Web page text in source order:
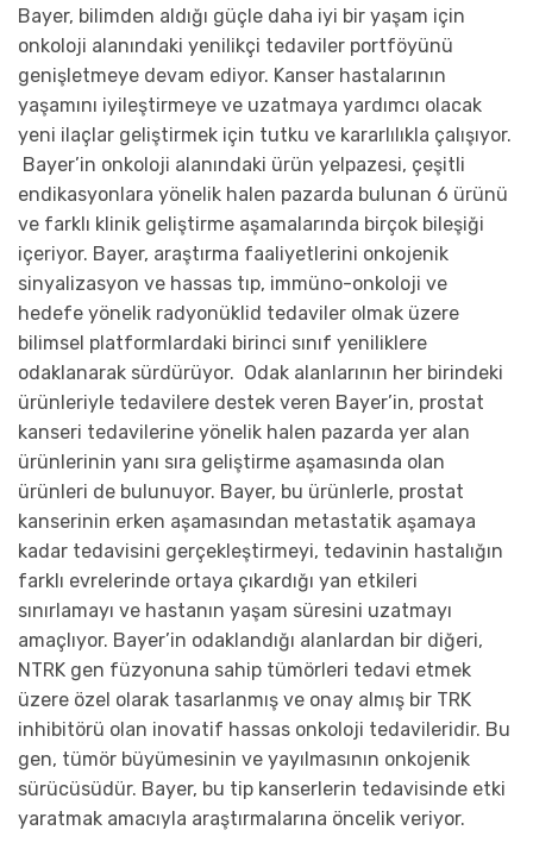
Bayer, bilimden aldığı güçle daha iyi bir yaşam için
onkoloji alanındaki yenilikçi tedaviler portföyünü
genişletmeye devam ediyor. Kanser hastalarının
yaşamını iyileştirmeye ve uzatmaya yardımcı olacak
yeni ilaçlar geliştirmek için tutku ve kararlılıkla çalışıyor.
Bayer’in onkoloji alanındaki ürün yelpazesi, çeşitli
endikasyonlara yönelik halen pazarda bulunan 6 ürünü
ve farklı klinik geliştirme aşamalarında birçok bileşiği
içeriyor. Bayer, araştırma faaliyetlerini onkojenik
sinyalizasyon ve hassas tıp, immüno-onkoloji ve
hedefe yönelik radyonüklid tedaviler olmak üzere
bilimsel platformlardaki birinci sınıf yeniliklere
odaklanarak sürdürüyor. Odak alanlarının her birindeki
ürünleriyle tedavilere destek veren Bayer’in, prostat
kanseri tedavilerine yönelik halen pazarda yer alan
ürünlerinin yanı sıra geliştirme aşamasında olan
ürünleri de bulunuyor. Bayer, bu ürünlerle, prostat
kanserinin erken aşamasından metastatik aşamaya
kadar tedavisini gerçekleştirmeyi, tedavinin hastalığın
farklı evrelerinde ortaya çıkardığı yan etkileri
sınırlamayı ve hastanın yaşam süresini uzatmayı
amaçlıyor. Bayer’in odaklandığı alanlardan bir diğeri,
NTRK gen füzyonuna sahip tümörleri tedavi etmek
üzere özel olarak tasarlanmış ve onay almış bir TRK
inhibitörü olan inovatif hassas onkoloji tedavileridir. Bu
gen, tümör büyümesinin ve yayılmasının onkojenik
sürücüsüdür. Bayer, bu tip kanserlerin tedavisinde etki
yaratmak amacıyla araştırmalarına öncelik veriyor.